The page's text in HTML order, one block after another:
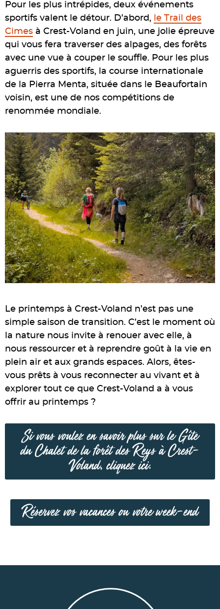
Pour les plus intrépides, deux événements
sportifs valent le détour. D’abord, le Trail des
Cimes à Crest-Voland en juin, une jolie épreuve
qui vous fera traverser des alpages, des forêts
avec une vue à couper le souffle. Pour les plus
aguerris des sportifs, la course internationale
de la Pierra Menta, située dans le Beaufortain
voisin, est une de nos compétitions de
renommée mondiale.
Le printemps à Crest-Voland n’est pas une
simple saison de transition. C’est le moment où
la nature nous invite à renouer avec elle, à
nous ressourcer et à reprendre goût à la vie en
plein air et aux grands espaces. Alors, êtes-
vous prêts à vous reconnecter au vivant et à
explorer tout ce que Crest-Voland a à vous
offrir au printemps ?
Si vous voulez en savoir plus sur le Gîte
du Chalet de la forêt des Reys à Crest-
Voland, cliquez ici.
Réservez vos vacances ou votre week-end